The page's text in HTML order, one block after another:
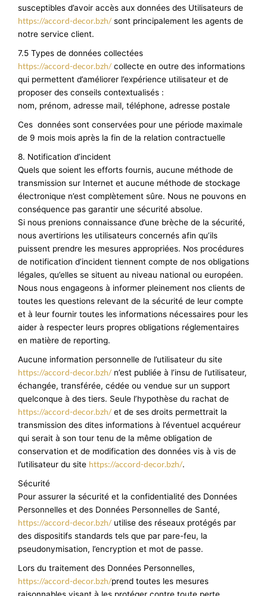
susceptibles d’avoir accès aux données des Utilisateurs de
https://accord-decor.bzh/ sont principalement les agents de
notre service client.
7.5 Types de données collectées
https://accord-decor.bzh/ collecte en outre des informations
qui permettent d’améliorer l’expérience utilisateur et de
proposer des conseils contextualisés :
nom, prénom, adresse mail, téléphone, adresse postale
Ces données sont conservées pour une période maximale
de 9 mois mois après la fin de la relation contractuelle
8. Notification d’incident
Quels que soient les efforts fournis, aucune méthode de
transmission sur Internet et aucune méthode de stockage
électronique n’est complètement sûre. Nous ne pouvons en
conséquence pas garantir une sécurité absolue.
Si nous prenions connaissance d’une brèche de la sécurité,
nous avertirions les utilisateurs concernés afin qu’ils
puissent prendre les mesures appropriées. Nos procédures
de notification d’incident tiennent compte de nos obligations
légales, qu’elles se situent au niveau national ou européen.
Nous nous engageons à informer pleinement nos clients de
toutes les questions relevant de la sécurité de leur compte
et à leur fournir toutes les informations nécessaires pour les
aider à respecter leurs propres obligations réglementaires
en matière de reporting.
Aucune information personnelle de l’utilisateur du site
https://accord-decor.bzh/ n’est publiée à l’insu de l’utilisateur,
échangée, transférée, cédée ou vendue sur un support
quelconque à des tiers. Seule l’hypothèse du rachat de
https://accord-decor.bzh/ et de ses droits permettrait la
transmission des dites informations à l’éventuel acquéreur
qui serait à son tour tenu de la même obligation de
conservation et de modification des données vis à vis de
l’utilisateur du site https://accord-decor.bzh/.
Sécurité
Pour assurer la sécurité et la confidentialité des Données
Personnelles et des Données Personnelles de Santé,
https://accord-decor.bzh/ utilise des réseaux protégés par
des dispositifs standards tels que par pare-feu, la
pseudonymisation, l’encryption et mot de passe.
Lors du traitement des Données Personnelles,
https://accord-decor.bzh/prend toutes les mesures
raisonnables visant à les protéger contre toute perte,